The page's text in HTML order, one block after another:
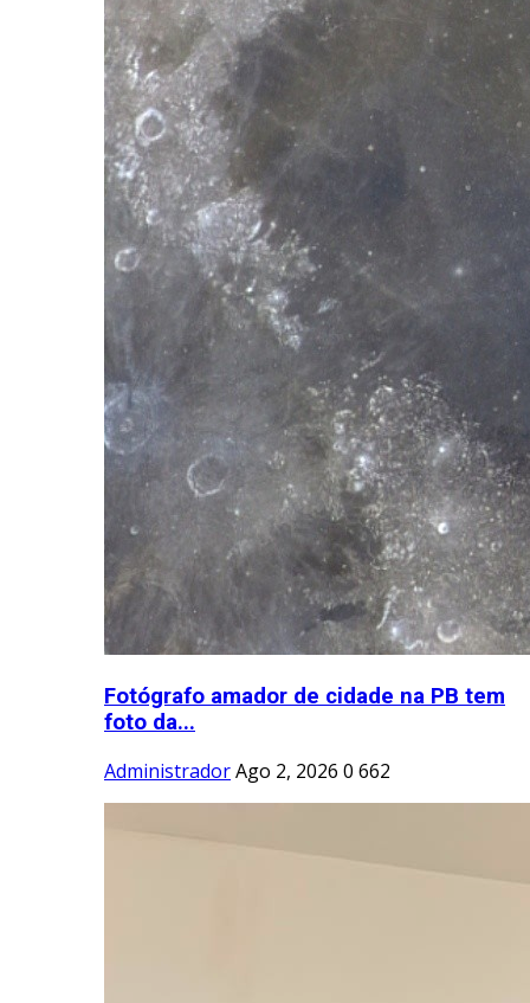
Fotógrafo amador de cidade na PB tem
foto da...
AdministradorAgo 2, 2026 0 662